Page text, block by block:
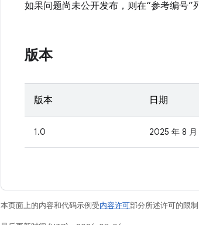
如果问题尚未公开发布，则在“参考编号”
版本
版本 日期
1.0 2025 年 8 月
本页面上的内容和代码示例受内容许可部分所述许可的限